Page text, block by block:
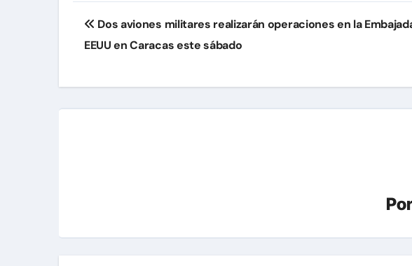
Navegación
de
Dos aviones militares realizarán operaciones en la
EEUU en Caracas este sábado